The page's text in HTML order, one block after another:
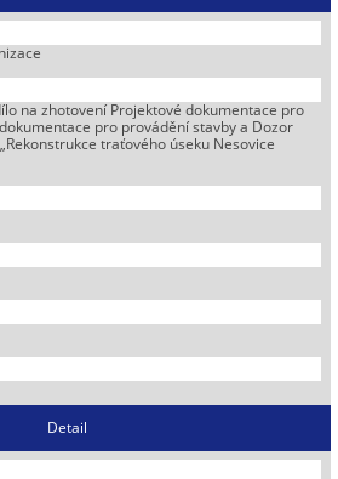
na zhotovení Projektové dokumentace pro
pro provádění stavby a Dozor
traťového úseku Nesovice
Detail